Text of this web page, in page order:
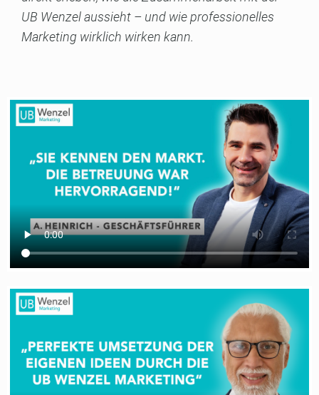
UB Wenzel aussieht – und wie professionelles
Marketing wirklich wirken kann.